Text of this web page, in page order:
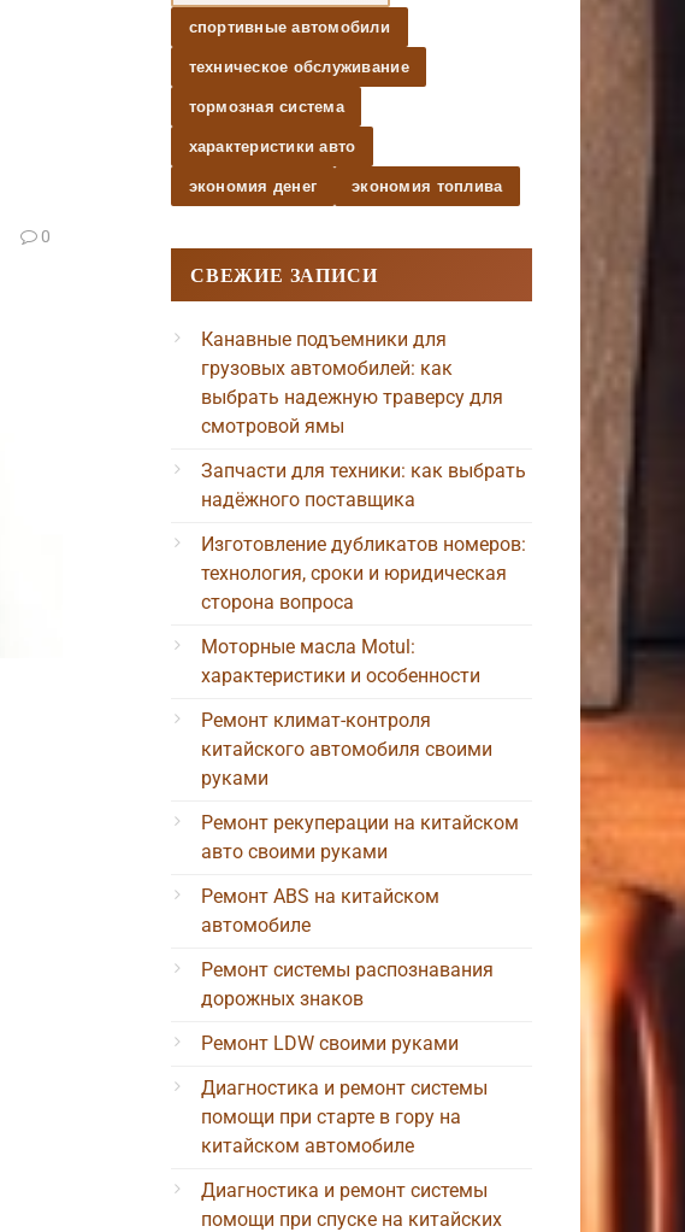
0
спортивные автомобили
техническое обслуживание
тормозная система
характеристики авто
экономия денег экономия топлива
СВЕЖИЕ ЗАПИСИ
Канавные подъемники для
грузовых автомобилей: как
выбрать надежную траверсу для
смотровой ямы
Запчасти для техники: как выбрать
надёжного поставщика
Изготовление дубликатов номеров:
технология, сроки и юридическая
сторона вопроса
Моторные масла Motul:
характеристики и особенности
Ремонт климат-контроля
китайского автомобиля своими
руками
Ремонт рекуперации на китайском
авто своими руками
Ремонт ABS на китайском
автомобиле
Ремонт системы распознавания
дорожных знаков
Ремонт LDW своими руками
Диагностика и ремонт системы
помощи при старте в гору на
китайском автомобиле
Диагностика и ремонт системы
помощи при спуске на китайских